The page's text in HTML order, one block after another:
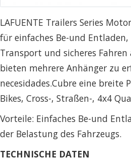
LAFUENTE Trailers Series
für einfaches Be-und
Transport und sicheres Fahren
bieten mehrere Anhänger zu
necesidades.Cubre eine breite
Bikes, Cross-, Straßen-, 4x4
Vorteile: Einfaches Be-und
der Belastung des Fahrzeugs.
TECHNISCHE DATEN